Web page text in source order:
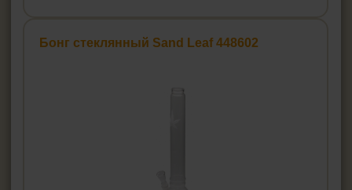
Бонг стеклянный Sand Leaf 448602